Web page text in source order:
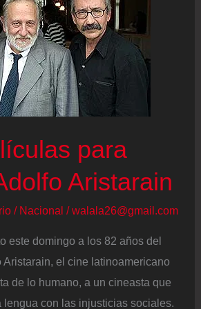
para
Aristarain
/ Nacional /walala26@gmail.com
este domingo a los 82 años del
Aristarain, el cine latinoamericano
de lo humano, a un cineasta que
lengua con las injusticias sociales.